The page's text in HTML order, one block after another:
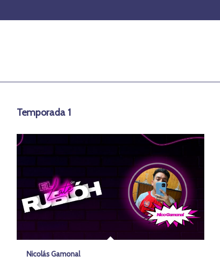
Temporada 1
Nicolás Gamonal